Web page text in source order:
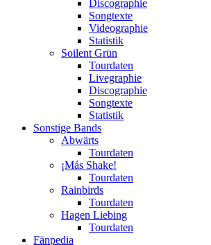
Discographie
Songtexte
Videographie
Statistik
Soilent Grün
Tourdaten
Livegraphie
Discographie
Songtexte
Statistik
Sonstige Bands
Abwärts
Tourdaten
¡Más Shake!
Tourdaten
Rainbirds
Tourdaten
Hagen Liebing
Tourdaten
Fänpedia